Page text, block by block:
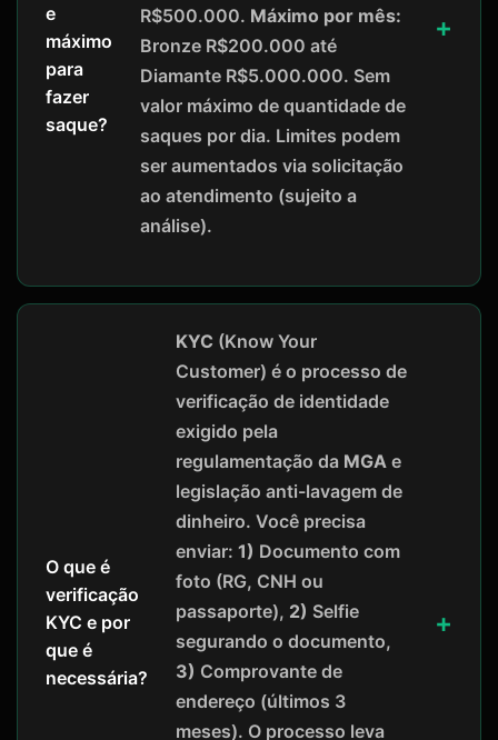
e
máximo
para
fazer
saque?
R$500.000. Máximo por mês:
Bronze R$200.000 até
Diamante R$5.000.000. Sem
valor máximo de quantidade de
saques por dia. Limites podem
ser aumentados via solicitação
ao atendimento (sujeito a
análise).
O que é
verificação
KYC e por
que é
necessária?
KYC (Know Your
Customer) é o processo de
verificação de identidade
exigido pela
regulamentação da MGA e
legislação anti-lavagem de
dinheiro. Você precisa
enviar: 1) Documento com
foto (RG, CNH ou
passaporte), 2) Selfie
segurando o documento,
3) Comprovante de
endereço (últimos 3
meses). O processo leva